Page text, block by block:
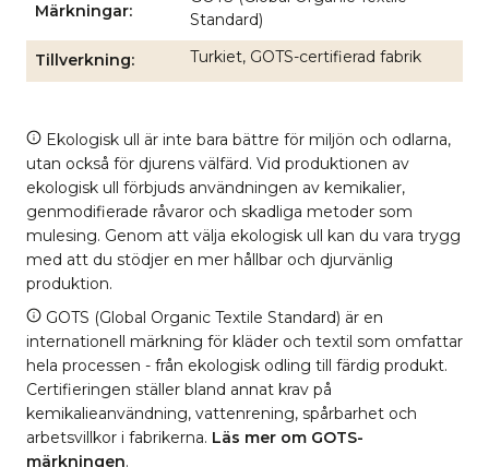
Märkningar
Standard)
Tillverkning Turkiet, GOTS-certifierad fabrik
Ekologisk ull är inte bara bättre för miljön och odlarna,
utan också för djurens välfärd. Vid produktionen av
ekologisk ull förbjuds användningen av kemikalier,
genmodifierade råvaror och skadliga metoder som
mulesing. Genom att välja ekologisk ull kan du vara trygg
med att du stödjer en mer hållbar och djurvänlig
produktion.
GOTS (Global Organic Textile Standard) är en
internationell märkning för kläder och textil som omfattar
hela processen - från ekologisk odling till färdig produkt.
Certifieringen ställer bland annat krav på
kemikalieanvändning, vattenrening, spårbarhet och
arbetsvillkor i fabrikerna. Läs mer om GOTS-
märkningen.